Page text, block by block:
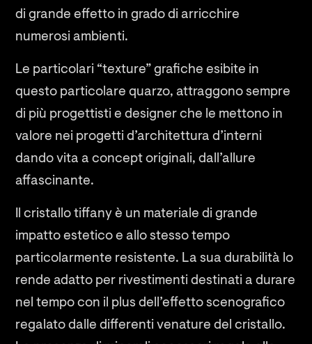
di grande effetto in grado di arricchire
numerosi ambienti.
Le particolari “texture” grafiche esibite in
questo particolare quarzo, attraggono sempre
di più progettisti e designer che le mettono in
valore nei progetti d’architettura d’interni
dando vita a concept originali, dall’allure
affascinante.
Il cristallo tiffany è un materiale di grande
impatto estetico e allo stesso tempo
particolarmente resistente. La sua durabilità lo
rende adatto per rivestimenti destinati a durare
nel tempo con il plus dell’effetto scenografico
regalato dalle differenti venature del cristallo.